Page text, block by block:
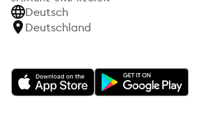
Deutsch
Deutschland